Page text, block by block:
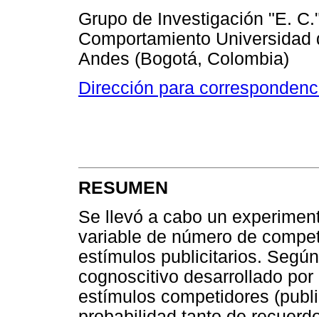
Grupo de Investigación "E.
Comportamiento
Andes (Bogotá, Colombia)
Dirección para
RESUMEN
Se llevó a cabo un
variable de número de
estímulos publicitarios.
cognoscitivo desarrollado
estímulos competidores